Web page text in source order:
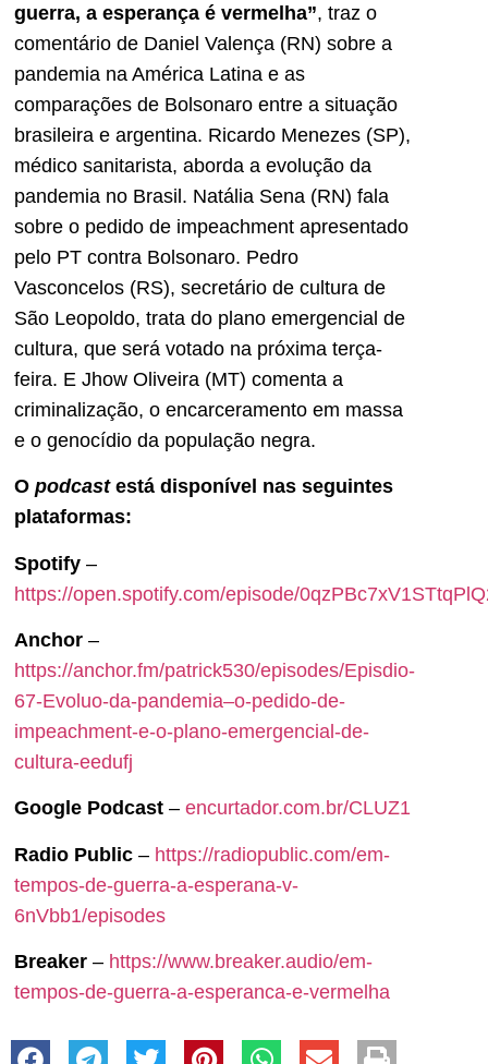
guerra, a esperança é vermelha”, traz o
comentário de Daniel Valença (RN) sobre a
pandemia na América Latina e as
comparações de Bolsonaro entre a situação
brasileira e argentina. Ricardo Menezes (SP),
médico sanitarista, aborda a evolução da
pandemia no Brasil. Natália Sena (RN) fala
sobre o pedido de impeachment apresentado
pelo PT contra Bolsonaro. Pedro
Vasconcelos (RS), secretário de cultura de
São Leopoldo, trata do plano emergencial de
cultura, que será votado na próxima terça-
feira. E Jhow Oliveira (MT) comenta a
criminalização, o encarceramento em massa
e o genocídio da população negra.
O podcastestá disponível nas seguintes
plataformas:
Spotify –
https://open.spotify.com/episode/
Anchor –
https://anchor.fm/patrick530/episodes/Episdio-
67-Evoluo-da-pandemia–o-pedido-de-
impeachment-e-o-plano-emergencial-de-
cultura-eedufj
Google Podcast – encurtador.com.br/CLUZ1
Radio Public – https://radiopublic.com/em-
tempos-de-guerra-a-esperana-v-
6nVbb1/episodes
Breaker – https://www.breaker.audio/em-
tempos-de-guerra-a-esperanca-e-vermelha